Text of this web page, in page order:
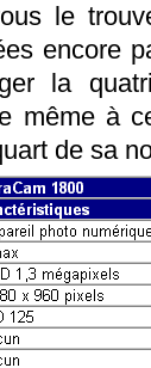
le
encore
la
même à
de sa